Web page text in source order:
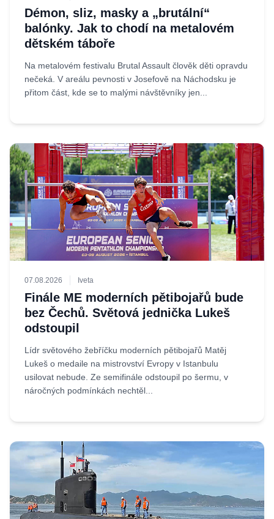
Démon, sliz, masky a „brutální“
balónky. Jak to chodí na metalovém
dětském táboře
Na metalovém festivalu Brutal Assault člověk děti opravdu
nečeká. V areálu pevnosti v Josefově na Náchodsku je
přitom část, kde se to malými návštěvníky jen...
07.08.2026 Iveta
Finále ME moderních pětibojařů bude
bez Čechů. Světová jednička Lukeš
odstoupil
Lídr světového žebříčku moderních pětibojařů Matěj
Lukeš o medaile na mistrovství Evropy v Istanbulu
usilovat nebude. Ze semifinále odstoupil po šermu, v
náročných podmínkách nechtěl...